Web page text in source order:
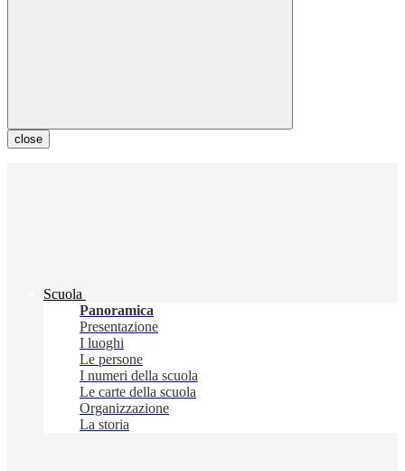
close
Scuola
Panoramica
Presentazione
I luoghi
Le persone
I numeri della scuola
Le carte della scuola
Organizzazione
La storia